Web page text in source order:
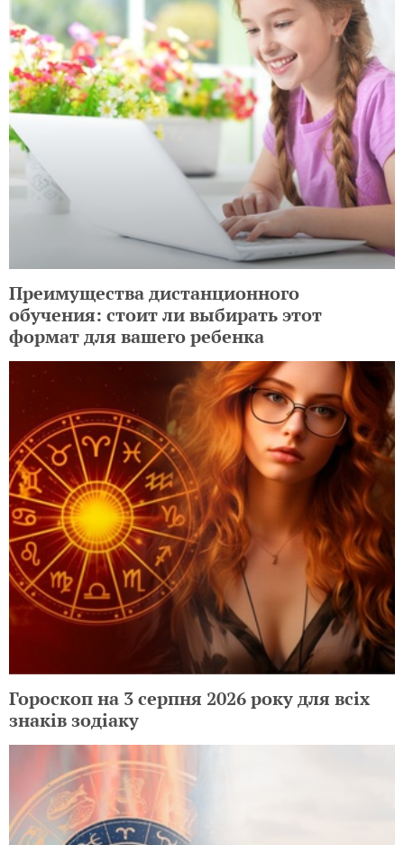
Преимущества дистанционного
обучения: стоит ли выбирать этот
формат для вашего ребенка
Гороскоп на 3 серпня 2026 року для всіх
знаків зодіаку